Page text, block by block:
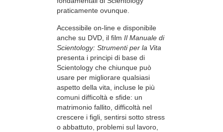
praticamente ovunque.
Accessibile on-line e disponibile
anche su DVD, il film Il Manuale di
Scientology: Strumenti per la Vita
presenta i principi di base di
Scientology che chiunque può
usare per migliorare qualsiasi
aspetto della vita, incluse le più
comuni difficoltà e sfide: un
matrimonio fallito, difficoltà nel
crescere i figli, sentirsi sotto stress
o abbattuto, problemi sul lavoro,